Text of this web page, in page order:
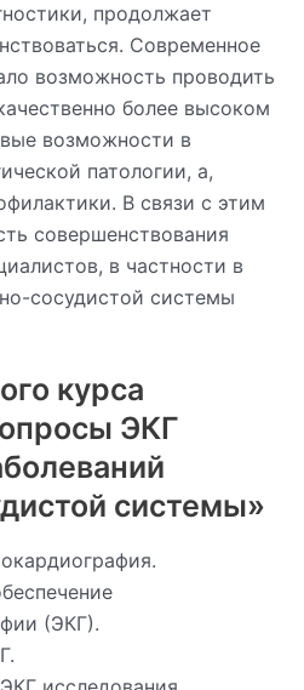
продолжает
Современное
возможность проводить
более высоком
возможности в
патологии, а,
В связи с этим
совершенствования
в частности в
сосудистой системы
курса
ЭКГ
системы»
(ЭКГ).